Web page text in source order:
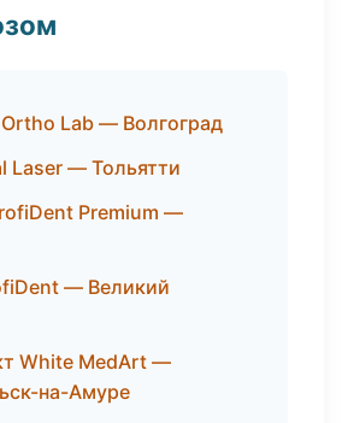
Lab — Волгоград
Laser — Тольятти
Premium —
— Великий
White MedArt —
на-Амуре